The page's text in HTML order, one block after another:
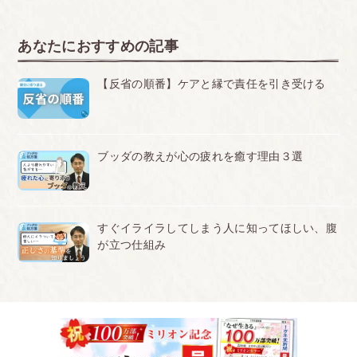
あなたにおすすめの記事
【反省の順番】ケアと縁で責任を引き受ける
ブッダの教えが心の疲れを癒す理由３選
すぐイライラしてしまう人に知ってほしい、腹
が立つ仕組み